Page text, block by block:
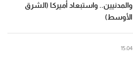
والمدنيين.. واستبعاد أميركا (الشرق
الأوسط)
15:04